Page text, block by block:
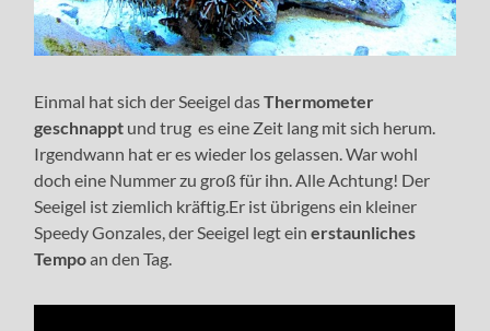
Einmal hat sich der Seeigel dasThermometer
geschnappt und trug es eine Zeit lang mit sich herum.
Irgendwann hat er es wieder los gelassen. War wohl
doch eine Nummer zu groß für ihn. Alle Achtung! Der
Seeigel ist ziemlich kräftig.Er ist übrigens ein kleiner
Speedy Gonzales, der Seeigel legt einerstaunliches
Tempoan den Tag.